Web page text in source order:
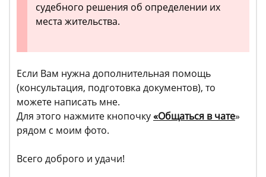
судебного решения об определении их
места жительства.
Если Вам нужна дополнительная помощь
(консультация, подготовка документов), то
можете написать мне.
Для этого нажмите кнопочку«Общаться в чате»
рядом с моим фото.
Всего доброго и удачи!